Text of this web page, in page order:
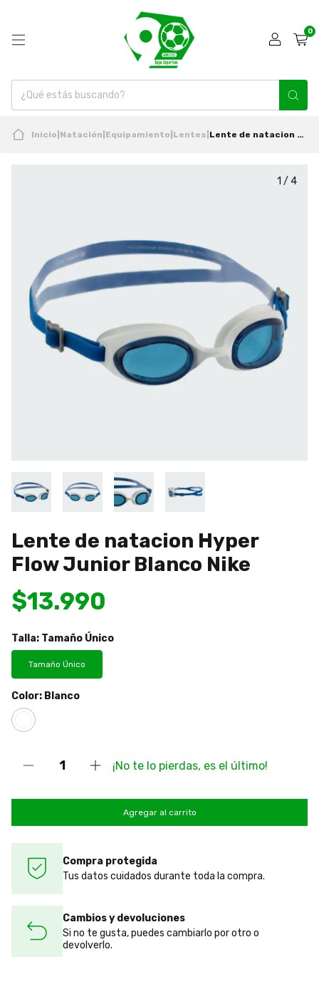
0
Inicio Natación Equipamiento Lentes Lente de natacion Hyper Flow Junior Blanco Nike
1 / 4
Lente de natacion Hyper
Flow Junior Blanco Nike
$13.990
Talla: Tamaño Único
Tamaño Único
Color: Blanco
¡No te lo pierdas, es el último!
Compra protegida
Tus datos cuidados durante toda la compra.
Cambios y devoluciones
Si no te gusta, puedes cambiarlo por otro o
devolverlo.